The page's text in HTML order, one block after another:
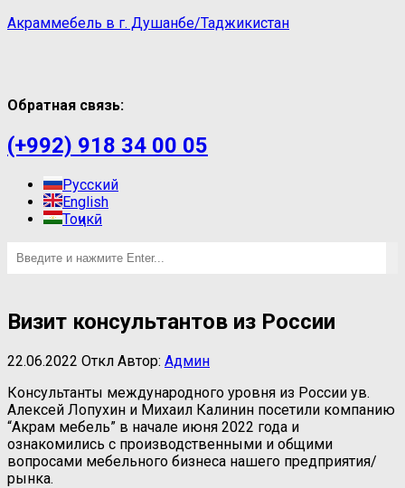
Акраммебель в г. Душанбе/Таджикистан
Обратная связь:
(+992) 918 34 00 05
Русский
English
Тоҷикӣ
Визит консультантов из России
22.06.2022 Откл Автор: Админ
Консультанты международного уровня из России ув.
Алексей Лопухин и Михаил Калинин посетили компанию
“Акрам мебель” в начале июня 2022 года и
ознакомились с производственными и общими
вопросами мебельного бизнеса нашего предприятия/
рынка.